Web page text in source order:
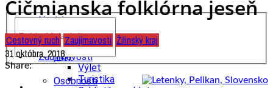
Novinky
wow
Tipy
Výlet
Turistika
Zaujímavosti
Osobnosti
Čičmianska folklórna jeseň
Cestovný ruch Zaujímavosti Žilinský kraj
31 októbra, 2018
Share: